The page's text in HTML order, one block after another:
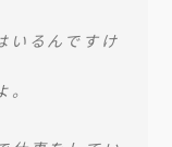
いるんですけ